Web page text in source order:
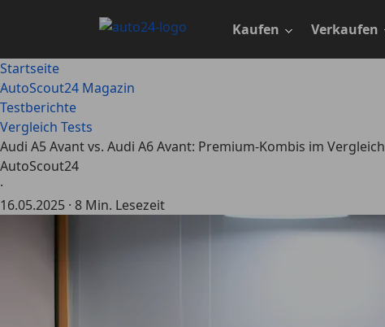
Kaufen Verkaufen
Startseite
AutoScout24 Magazin
Testberichte
Vergleich Tests
Audi A5 Avant vs. Audi A6 Avant: Premium-Kombis im Vergleich
AutoScout24
·
16.05.2025 · 8 Min. Lesezeit